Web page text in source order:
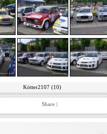
Kötter2107 (10)
Share |